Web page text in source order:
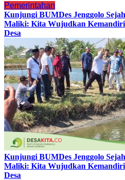
Pemerintahan
Kunjungi BUMDes Jenggolo
Maliki: Kita Wujudkan
Desa
Kunjungi BUMDes Jenggolo
Maliki: Kita Wujudkan
Desa